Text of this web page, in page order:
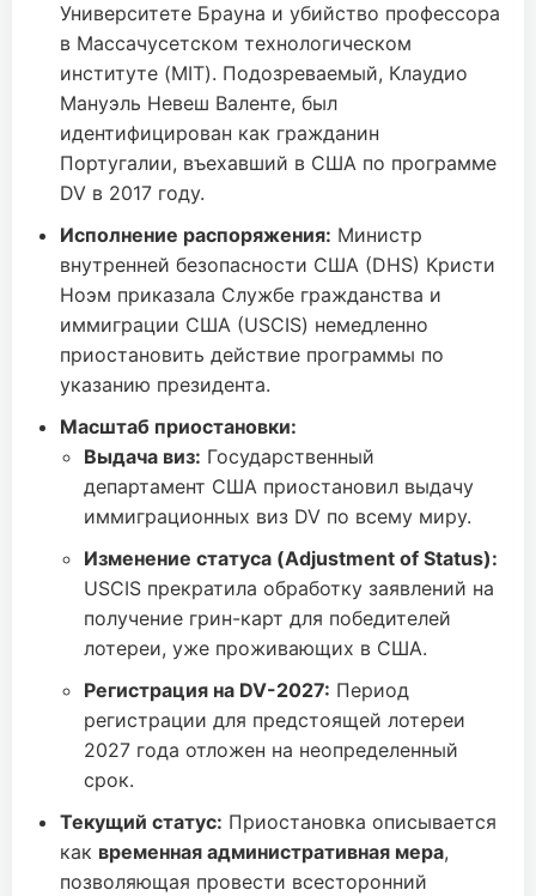
Университете Брауна и убийство профессора
в Массачусетском технологическом
институте (MIT). Подозреваемый, Клаудио
Мануэль Невеш Валенте, был
идентифицирован как гражданин
Португалии, въехавший в США по программе
DV в 2017 году.
Исполнение распоряжения: Министр
внутренней безопасности США (DHS) Кристи
Ноэм приказала Службе гражданства и
иммиграции США (USCIS) немедленно
приостановить действие программы по
указанию президента.
Масштаб приостановки:
Выдача виз: Государственный
департамент США приостановил выдачу
иммиграционных виз DV по всему миру.
Изменение статуса (Adjustment of Status):
USCIS прекратила обработку заявлений на
получение грин-карт для победителей
лотереи, уже проживающих в США.
Регистрация на DV-2027: Период
регистрации для предстоящей лотереи
2027 года отложен на неопределенный
срок.
Текущий статус: Приостановка описывается
как временная административная мера,
позволяющая провести всесторонний